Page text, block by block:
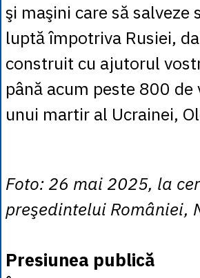
şi maşini care să salveze
luptă împotriva Rusiei,
construit cu ajutorul
până acum peste 800
unui martir al Ucrainei,
Foto: 26 mai 2025, la
preşedintelui României,
Presiunea publică